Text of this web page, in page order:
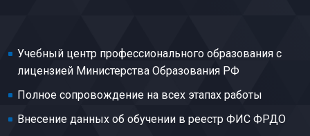
Учебный центр профессионального образования с
лицензией Министерства Образования РФ
Полное сопровождение на всех этапах работы
Внесение данных об обучении в реестр ФИС ФРДО